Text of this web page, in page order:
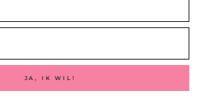
JA, IK WIL!